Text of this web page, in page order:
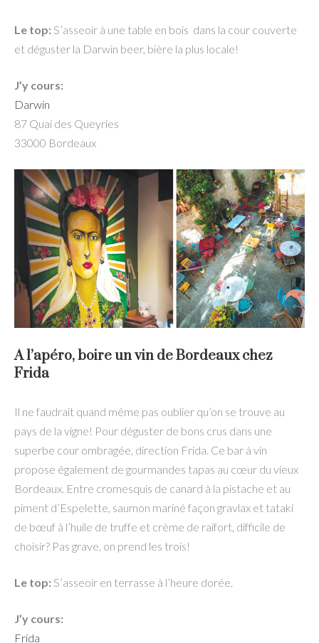
Le top: S’asseoir à une table en bois dans la cour couverte
et déguster la Darwin beer, bière la plus locale!
J’y cours:
Darwin
87 Quai des Queyries
33000 Bordeaux
A l’apéro, boire un vin de Bordeaux chez
Frida
Il ne faudrait quand même pas oublier qu’on se trouve au
pays de la vigne! Pour déguster de bons crus dans une
superbe cour ombragée, direction Frida. Ce bar à vin
propose également de gourmandes tapas au cœur du vieux
Bordeaux. Entre cromesquis de canard à la pistache et au
piment d’Espelette, saumon mariné façon gravlax et tataki
de bœuf à l’huile de truffe et crème de raifort, difficile de
choisir? Pas grave, on prend les trois!
Le top: S’asseoir en terrasse à l’heure dorée.
J’y cours:
Frida